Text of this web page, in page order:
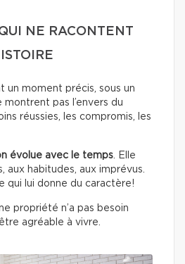
NE RACONTENT
un moment précis, sous un
montrent pas l’envers du
réussies, les compromis, les
évolue avec le temps . Elle
aux habitudes, aux imprévus.
qui lui donne du caractère!
propriété n’a pas besoin
agréable à vivre.